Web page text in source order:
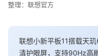
整理：联想官方
联想小新平板11搭载天
清护眼屏，支持90Hz高